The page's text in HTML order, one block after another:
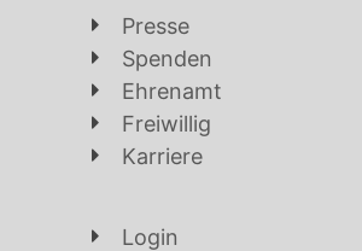
Presse
Spenden
Ehrenamt
Freiwillig
Karriere
Login